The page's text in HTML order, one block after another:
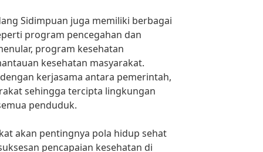
Sidimpuan juga memiliki berbagai
program pencegahan dan
program kesehatan
kesehatan masyarakat.
kerjasama antara pemerintah,
sehingga tercipta lingkungan
penduduk.
akan pentingnya pola hidup sehat
pencapaian kesehatan di